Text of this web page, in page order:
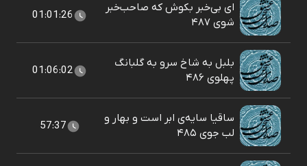
ای بی‌خبر بکوش که صاحب‌خبر
شوی ۴۸۷
01:01:26
بلبل به شاخ سرو به گلبانگ
پهلوی ۴۸۶
01:06:02
ساقیا سایه‌ی ابر است و بهار و
لب جوی ۴۸۵
57:37